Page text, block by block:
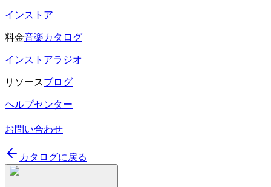
インストア
料金音楽カタログ
インストアラジオ
リソースブログ
ヘルプセンター
お問い合わせ
カタログに戻る